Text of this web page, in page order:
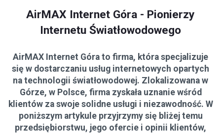
AirMAX Internet Góra - Pionierzy
Internetu Światłowodowego
AirMAX Internet Góra to firma, która specjalizuje
się w dostarczaniu usług internetowych opartych
na technologii światłowodowej. Zlokalizowana w
Górze, w Polsce, firma zyskała uznanie wśród
klientów za swoje solidne usługi i niezawodność. W
poniższym artykule przyjrzymy się bliżej temu
przedsiębiorstwu, jego ofercie i opinii klientów,